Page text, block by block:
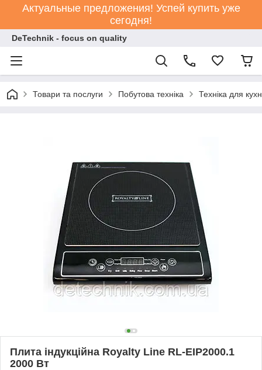
Актуальные предложения! Успей купить уже
сегодня!
DeTechnik - focus on quality
Товари та послуги Побутова техніка Техніка для
Плита індукційна Royalty Line RL-EIP2000.1
2000 Вт